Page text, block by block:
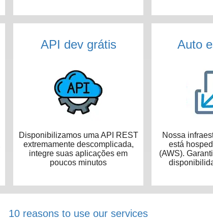
API dev grátis
Disponibilizamos uma API REST
extremamente descomplicada,
integre suas aplicações em
poucos minutos
Auto
Nossa
está
(AWS).
10 reasons to use our services